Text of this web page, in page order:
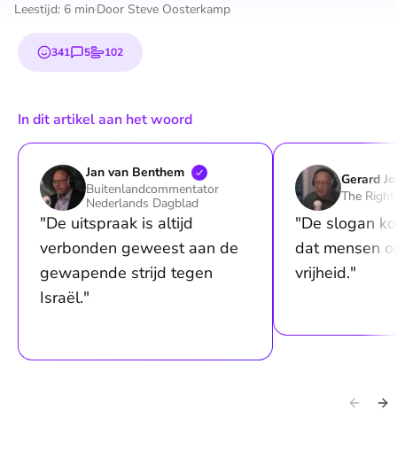
Leestijd: 6 min Door Steve Oosterkamp
341
emojis5
reacties
102
stemmen
In dit artikel aan het woord
Jan van Benthem
Buitenlandcommentator
Nederlands Dagblad
"De uitspraak is altijd
verbonden geweest aan de
gewapende strijd tegen
Israël."
Gerard
The
"De slogan
dat mensen
vrijheid."